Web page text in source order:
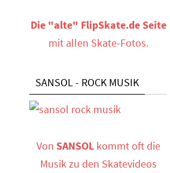
Die "alte" FlipSkate.de Seite
mit allen Skate-Fotos.
SANSOL - ROCK MUSIK
Von SANSOLkommt oft die
Musik zu den Skatevideos